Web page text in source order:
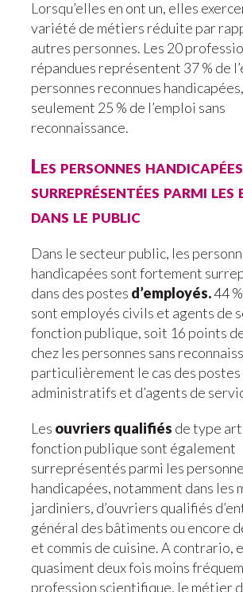
Lorsqu’elles en ont un, elles
variété de métiers réduite par
autres personnes. Les 20
répandues représentent 37 % de
personnes reconnues
seulement 25 % de l’emploi sans
reconnaissance.
Les personnes handicapées
surreprésentées parmi les
dans le public
Dans le secteur public, les
handicapées sont fortement
dans des postes d’employés.44
sont employés civils et agents de
fonction publique, soit 16 points
chez les personnes sans
particulièrement le cas des postes
administratifs et d’agents de
Les ouvriers qualifiés de type
fonction publique sont également
surreprésentés parmi les
handicapées, notamment dans les
jardiniers, d’ouvriers qualifiés
général des bâtiments ou encore
et commis de cuisine. A contrario,
quasiment deux fois moins
profession scientifique, le métier